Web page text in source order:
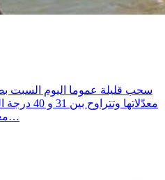
سحب قليلة عموما اليوم السبت
معدّلاتها
معتدلة على السواحل سرعتها من…